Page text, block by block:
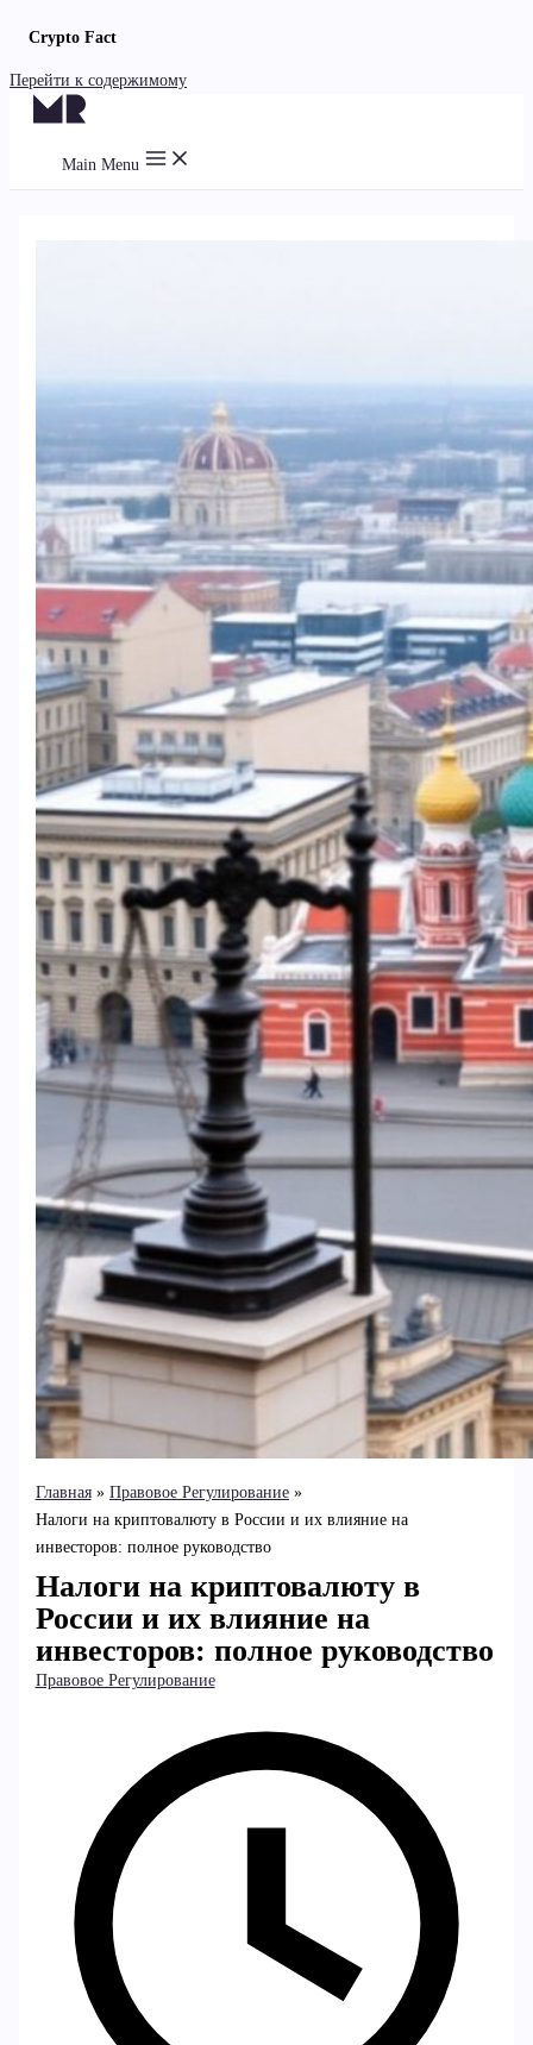
Crypto Fact
Перейти к содержимому
Main Menu
Главная
Правовое Регулирование
Налоги на криптовалюту в России и их влияние на
инвесторов: полное руководство
Налоги на криптовалюту в
России и их влияние на
инвесторов: полное руководство
Правовое Регулирование